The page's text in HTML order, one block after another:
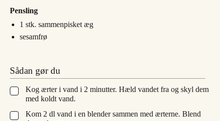
Pensling
1 stk. sammenpisket æg
sesamfrø
Sådan gør du
▢
Kog ærter i vand i 2 minutter. Hæld vandet fra og skyl dem
med koldt vand.
▢
Kom 2 dl vand i en blender sammen med ærterne. Blend